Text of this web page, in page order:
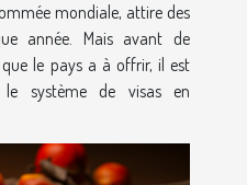
mondiale, attire des
année. Mais avant de
le pays a à offrir, il est
le système de visas en